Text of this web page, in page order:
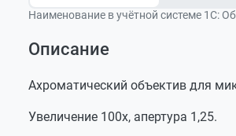
Наименование в учётной системе 1С:
Описание
Ахроматический объектив для
Увеличение 100х, апертура 1,25.
Увеличение: 100х.
Числовая апертура: 1,25.
Иммерсия: масляная.